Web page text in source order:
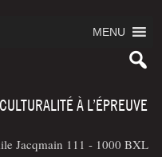
MENU
À L’ÉPREUVE
Jacqmain 111 - 1000 BXL